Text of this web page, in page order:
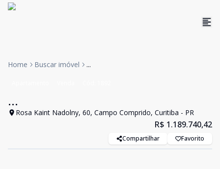
Home Buscar imóvel ...
...
Rosa Kaint Nadolny, 60, Campo Comprido, Curitiba - PR
R$ 1.189.740,42
Compartilhar Favorito